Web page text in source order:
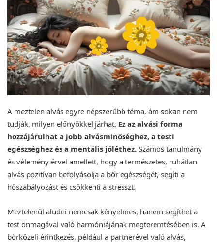
A meztelen alvás egyre népszerűbb téma, ám sokan nem
tudják, milyen előnyökkel járhat. Ez az alvási forma
hozzájárulhat a jobb alvásminőséghez, a testi
egészséghez és a mentális jóléthez. Számos tanulmány
és vélemény érvel amellett, hogy a természetes, ruhátlan
alvás pozitívan befolyásolja a bőr egészségét, segíti a
hőszabályozást és csökkenti a stresszt.
Meztelenül aludni nemcsak kényelmes, hanem segíthet a
test önmagával való harmóniájának megteremtésében is. A
bőrközeli érintkezés, például a partnerével való alvás,